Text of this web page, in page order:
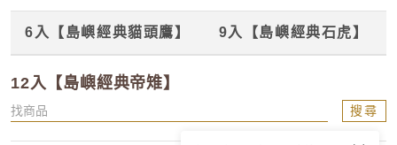
6入【島嶼經典貓頭鷹】 9入【島嶼經典石虎】
12入【島嶼經典帝雉】
搜尋